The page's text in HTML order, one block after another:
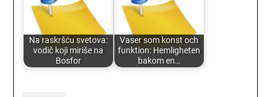
Na raskršću svetova:
vodič koji miriše na
Bosfor
Vaser som konst och
funktion: Hemligheten
bakom en…